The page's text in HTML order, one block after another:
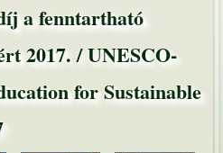
a fenntartható
2017. / UNESCO-
for Sustainable